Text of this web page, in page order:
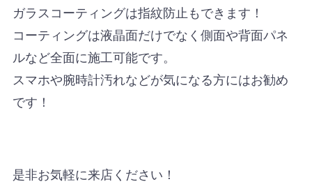
ガラスコーティングは指紋防止もできます！
コーティングは液晶面だけでなく側面や背面パネ
ルなど全面に施工可能です。
スマホや腕時計汚れなどが気になる方にはお勧め
です！
是非お気軽に来店ください！